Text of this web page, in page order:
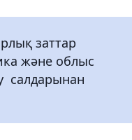
заттар
және облыс
салдарынан